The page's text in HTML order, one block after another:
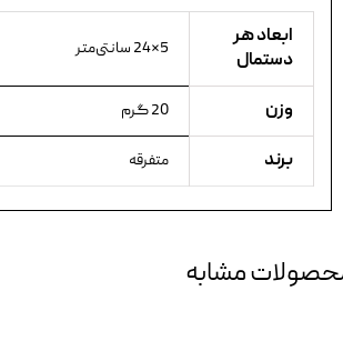
ابعاد هر
دستمال
5×24 سانتی‌متر
وزن 20 گرم
برند متفرقه
مشابه